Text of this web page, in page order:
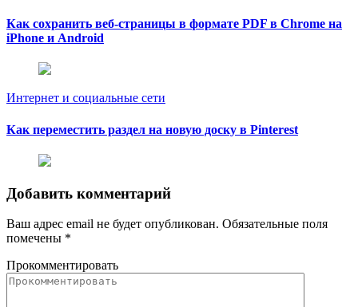
Как сохранить веб-страницы в формате PDF в Chrome на
iPhone и Android
Интернет и социальные сети
Как переместить раздел на новую доску в Pinterest
Добавить комментарий
Ваш адрес email не будет опубликован. Обязательные поля
помечены *
Прокомментировать